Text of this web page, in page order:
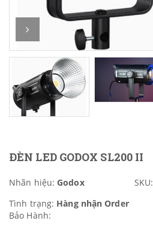
ĐÈN LED GODOX SL200 II
Nhãn hiệu: Godox SKU:
Tình trạng: Hàng nhận Order
Bảo Hành: